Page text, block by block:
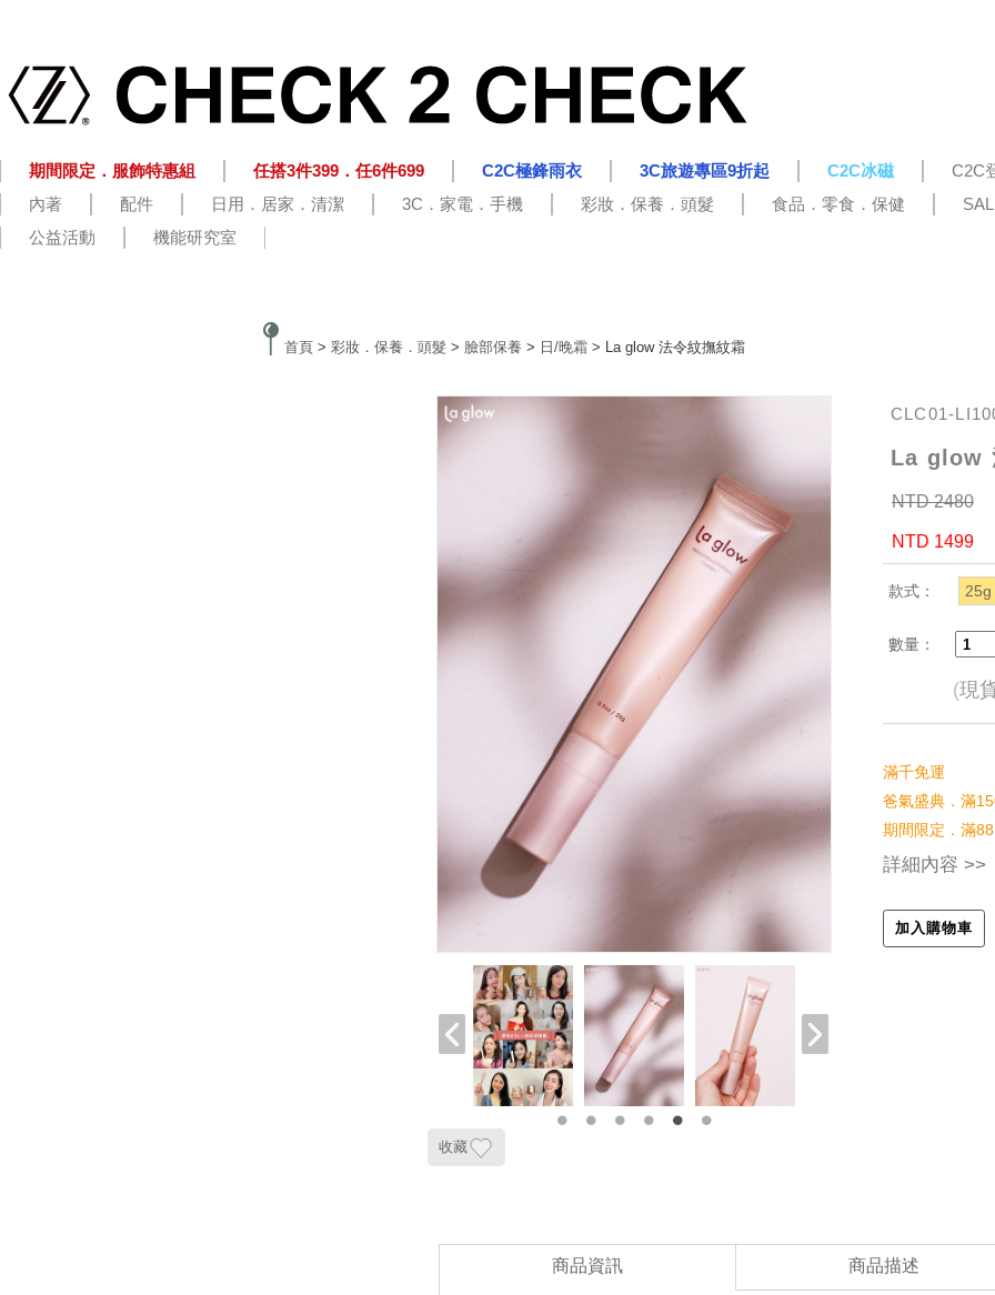
期間限定．服飾特惠組 任搭3件399．任6件699 C2C極鋒雨衣 3C旅遊專區9折起 C2C冰磁 C2C
內著
配件 日用．居家．清潔 3C．家電．手機 彩妝．保養．頭髮 食品．零食．保健
公益活動
機能研究室
首頁 > 彩妝．保養．頭髮 > 臉部保養 > 日/晚霜 > La glow 法令紋撫紋霜
收藏
CLC01-
La glow
NTD 2480
NTD 1499
款式： 25g
數量：
(現
滿千免運
爸氣盛典．滿
期間限定．滿
詳細內容 >>
加入購物車
商品資訊 商品描述